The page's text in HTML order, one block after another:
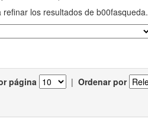
refinar los resultados de b00fasqueda.
página | Ordenar por